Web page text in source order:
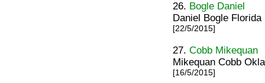
26. Bogle Daniel
Daniel Bogle
[22/5/2015]
27.Cobb Mikequan
Mikequan Cobb
[16/5/2015]